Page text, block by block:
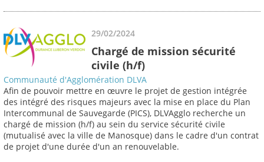
29/02/2024
Chargé de mission sécurité
civile (h/f)
Communauté d'Agglomération DLVA
Afin de pouvoir mettre en œuvre le projet de gestion intégrée
des intégré des risques majeurs avec la mise en place du Plan
Intercommunal de Sauvegarde (PICS), DLVAgglo recherche un
chargé de mission (h/f) au sein du service sécurité civile
(mutualisé avec la ville de Manosque) dans le cadre d'un contrat
de projet d'une durée d'un an renouvelable.